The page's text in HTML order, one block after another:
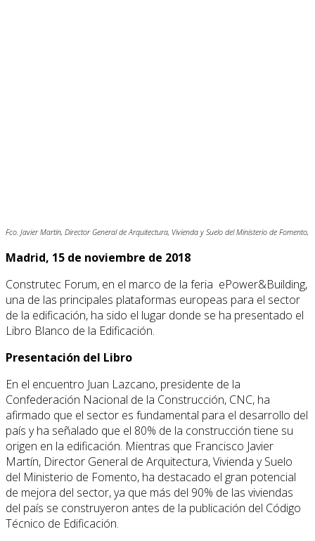
Fco. Javier Martín, Director General de Arquitectura, Vivienda y Suelo del Ministerio de Fomento,
Madrid, 15 de noviembre de 2018
Construtec Forum, en el marco de la feria ePower&Building,
una de las principales plataformas europeas para el sector
de la edificación, ha sido el lugar donde se ha presentado el
Libro Blanco de la Edificación.
Presentación del Libro
En el encuentro Juan Lazcano, presidente de la
Confederación Nacional de la Construcción, CNC, ha
afirmado que el sector es fundamental para el desarrollo del
país y ha señalado que el 80% de la construcción tiene su
origen en la edificación. Mientras que Francisco Javier
Martín, Director General de Arquitectura, Vivienda y Suelo
del Ministerio de Fomento, ha destacado el gran potencial
de mejora del sector, ya que más del 90% de las viviendas
del país se construyeron antes de la publicación del Código
Técnico de Edificación.